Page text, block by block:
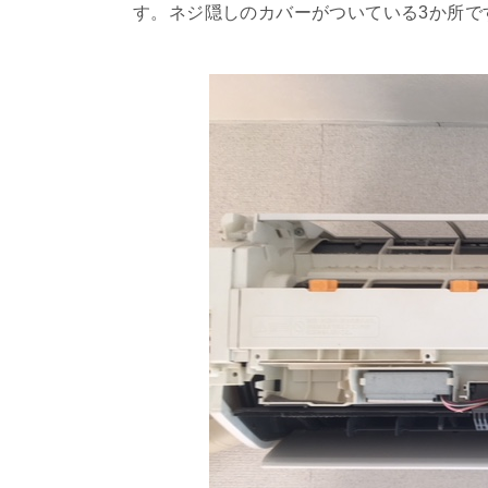
す。ネジ隠しのカバーがついている3か所で